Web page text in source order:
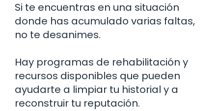
Si te encuentras en una situación
donde has acumulado varias faltas,
no te desanimes.
Hay programas de rehabilitación y
recursos disponibles que pueden
ayudarte a limpiar tu historial y a
reconstruir tu reputación.